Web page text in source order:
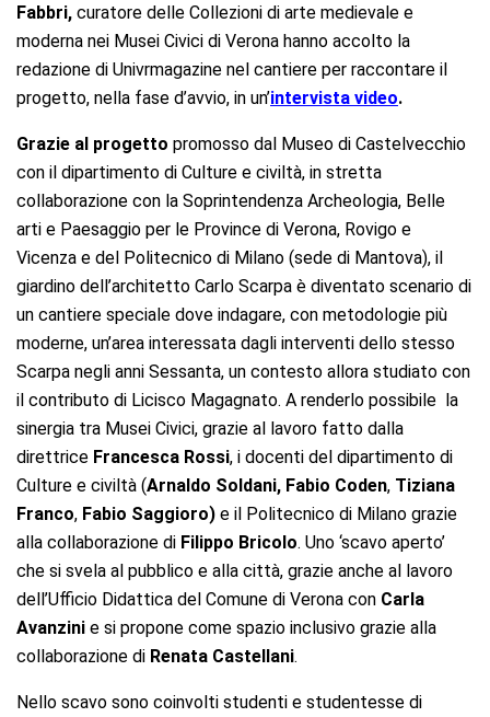
Fabbri, curatore delle Collezioni di arte medievale e
moderna nei Musei Civici di Verona hanno accolto la
redazione di Univrmagazine nel cantiere per raccontare il
progetto, nella fase d’avvio, in un’intervista video.
Grazie al progetto promosso dal Museo di Castelvecchio
con il dipartimento di Culture e civiltà, in stretta
collaborazione con la Soprintendenza Archeologia, Belle
arti e Paesaggio per le Province di Verona, Rovigo e
Vicenza e del Politecnico di Milano (sede di Mantova), il
giardino dell’architetto Carlo Scarpa è diventato scenario di
un cantiere speciale dove indagare, con metodologie più
moderne, un’area interessata dagli interventi dello stesso
Scarpa negli anni Sessanta, un contesto allora studiato con
il contributo di Licisco Magagnato. A renderlo possibile la
sinergia tra Musei Civici, grazie al lavoro fatto dalla
direttrice Francesca Rossi, i docenti del dipartimento di
Culture e civiltà (Arnaldo Soldani, Fabio Coden, Tiziana
Franco, Fabio Saggioro) e il Politecnico di Milano grazie
alla collaborazione di Filippo Bricolo. Uno ‘scavo aperto’
che si svela al pubblico e alla città, grazie anche al lavoro
dell’Ufficio Didattica del Comune di Verona con Carla
Avanzini e si propone come spazio inclusivo grazie alla
collaborazione di Renata Castellani.
Nello scavo sono coinvolti studenti e studentesse di